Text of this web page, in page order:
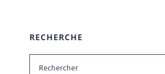
RECHERCHE
Rechercher: